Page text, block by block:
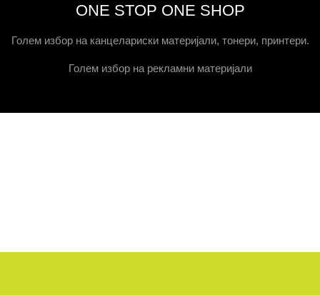
ONE STOP ONE SHOP
Голем избор на канцелариски материјали, тонери, принтери.
Голем избор на рекламни материјали